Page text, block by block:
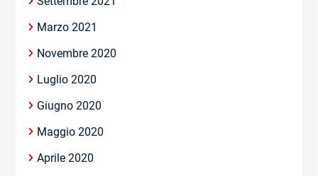
Marzo 2021
Novembre 2020
Luglio 2020
Giugno 2020
Maggio 2020
Aprile 2020